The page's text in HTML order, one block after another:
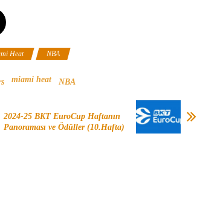
Heat NBA
miami heat NBA
2024-25 BKT EuroCup Haftanın
Panoraması ve Ödüller (10.Hafta)